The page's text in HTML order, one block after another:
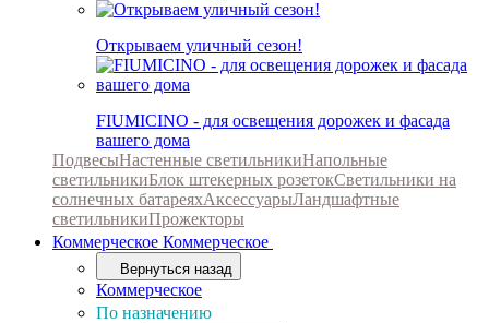
Открываем уличный сезон!
FIUMICINO - для освещения дорожек и фасада
вашего дома
ПодвесыНастенные светильникиНапольные
светильникиБлок штекерных розетокСветильники на
солнечных батареяхАксессуарыЛандшафтные
светильникиПрожекторы
Коммерческое Коммерческое
Вернуться назад
Коммерческое
По назначению